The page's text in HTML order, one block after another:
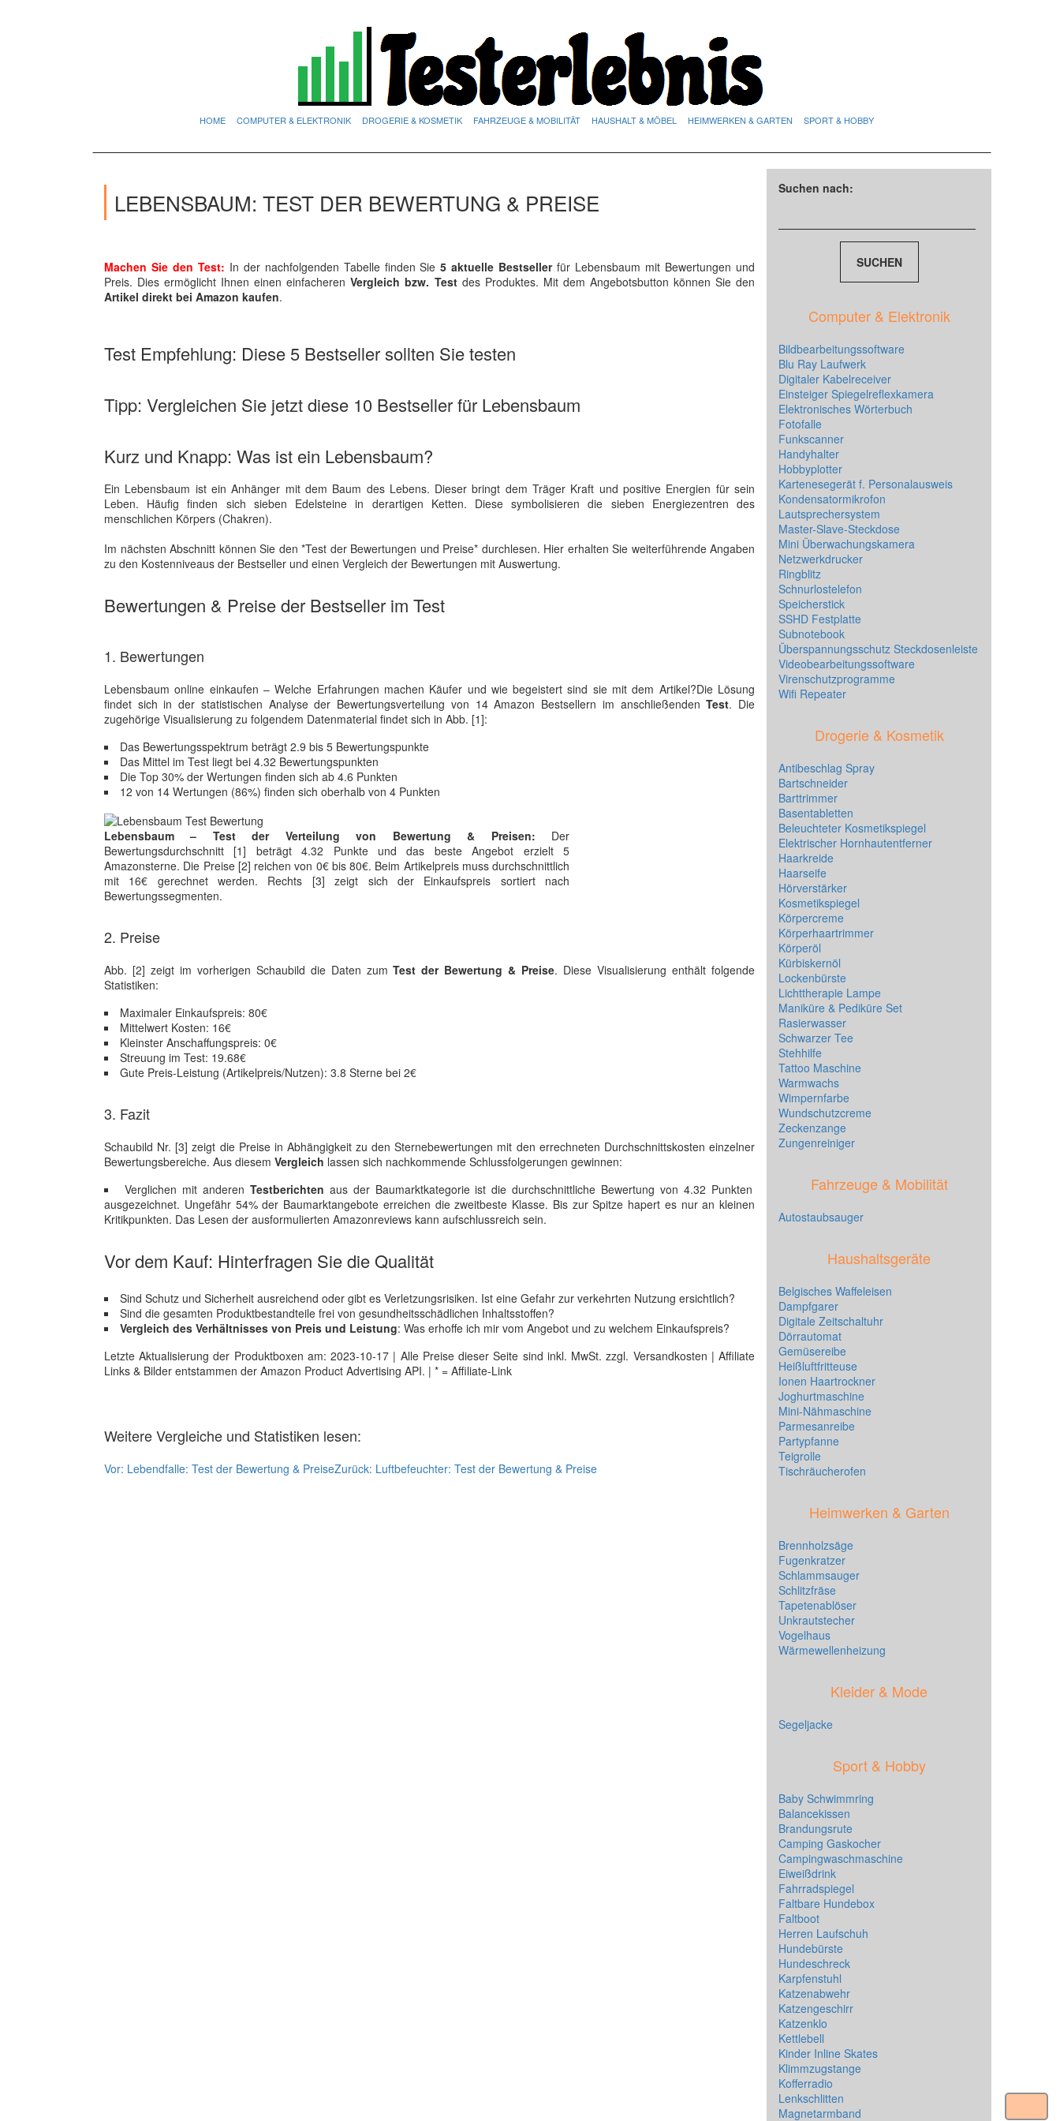
HOME COMPUTER & ELEKTRONIK DROGERIE & KOSMETIK FAHRZEUGE & MOBILITÄT HAUSHALT & MÖBEL HEIMWERKEN & GARTEN SPORT & HOBBY
LEBENSBAUM: TEST DER BEWERTUNG & PREISE
Machen Sie den Test: In der nachfolgenden Tabelle finden Sie 5 aktuelle Bestsellerfür Lebensbaum mit Bewertungen und
Preis. Dies ermöglicht Ihnen einen einfacherenVergleich bzw. Testdes Produktes. Mit dem Angebotsbutton können Sie den
Artikel direkt bei Amazon kaufen.
Test Empfehlung: Diese 5 Bestseller sollten Sie testen
Tipp: Vergleichen Sie jetzt diese 10 Bestseller für Lebensbaum
Kurz und Knapp: Was ist ein Lebensbaum?
Ein Lebensbaum ist ein Anhänger mit dem Baum des Lebens. Dieser bringt dem Träger Kraft und positive Energien für sein
Leben. Häufig finden sich sieben Edelsteine in derartigen Ketten. Diese symbolisieren die sieben Energiezentren des
menschlichen Körpers (Chakren).
Im nächsten Abschnitt können Sie den *Test der Bewertungen und Preise* durchlesen. Hier erhalten Sie weiterführende Angaben
zu den Kostenniveaus der Bestseller und einen Vergleich der Bewertungen mit Auswertung.
Bewertungen & Preise der Bestseller im Test
1. Bewertungen
Lebensbaum online einkaufen – Welche Erfahrungen machen Käufer und wie begeistert sind sie mit dem Artikel?Die Lösung
findet sich in der statistischen Analyse der Bewertungsverteilung von 14 Amazon Bestsellern im anschließendenTest. Die
zugehörige Visualisierung zu folgendem Datenmaterial findet sich in Abb. [1]:
Das Bewertungsspektrum beträgt 2.9 bis 5 Bewertungspunkte
Das Mittel im Test liegt bei 4.32 Bewertungspunkten
Die Top 30% der Wertungen finden sich ab 4.6 Punkten
12 von 14 Wertungen (86%) finden sich oberhalb von 4 Punkten
Lebensbaum – Test der Verteilung von Bewertung & Preisen: Der
Bewertungsdurchschnitt [1] beträgt 4.32 Punkte und das beste Angebot erzielt 5
Amazonsterne. Die Preise [2] reichen von 0€ bis 80€. Beim Artikelpreis muss durchschnittlich
mit 16€ gerechnet werden. Rechts [3] zeigt sich der Einkaufspreis sortiert nach
Bewertungssegmenten.
2. Preise
Abb. [2] zeigt im vorherigen Schaubild die Daten zumTest der Bewertung & Preise. Diese Visualisierung enthält folgende
Statistiken:
Maximaler Einkaufspreis: 80€
Mittelwert Kosten: 16€
Kleinster Anschaffungspreis: 0€
Streuung im Test: 19.68€
Gute Preis-Leistung (Artikelpreis/Nutzen): 3.8 Sterne bei 2€
3. Fazit
Schaubild Nr. [3] zeigt die Preise in Abhängigkeit zu den Sternebewertungen mit den errechneten Durchschnittskosten einzelner
Bewertungsbereiche. Aus diesem Vergleich lassen sich nachkommende Schlussfolgerungen gewinnen:
Verglichen mit anderen Testberichten aus der Baumarktkategorie ist die durchschnittliche Bewertung von 4.32 Punkten
ausgezeichnet. Ungefähr 54% der Baumarktangebote erreichen die zweitbeste Klasse. Bis zur Spitze hapert es nur an kleinen
Kritikpunkten. Das Lesen der ausformulierten Amazonreviews kann aufschlussreich sein.
Vor dem Kauf: Hinterfragen Sie die Qualität
Sind Schutz und Sicherheit ausreichend oder gibt es Verletzungsrisiken. Ist eine Gefahr zur verkehrten Nutzung ersichtlich?
Sind die gesamten Produktbestandteile frei von gesundheitsschädlichen Inhaltsstoffen?
Vergleich des Verhältnisses von Preis und Leistung: Was erhoffe ich mir vom Angebot und zu welchem Einkaufspreis?
Letzte Aktualisierung der Produktboxen am: 2023-10-17 | Alle Preise dieser Seite sind inkl. MwSt. zzgl. Versandkosten | Affiliate
Links & Bilder entstammen der Amazon Product Advertising API. | * = Affiliate-Link
Weitere Vergleiche und Statistiken lesen:
Vor: Lebendfalle: Test der Bewertung & PreiseZurück: Luftbefeuchter: Test der Bewertung & Preise
Suchen nach:
Computer & Elektronik
Bildbearbeitungssoftware
Blu Ray Laufwerk
Digitaler Kabelreceiver
Einsteiger Spiegelreflexkamera
Elektronisches Wörterbuch
Fotofalle
Funkscanner
Handyhalter
Hobbyplotter
Kartenesegerät f. Personalausweis
Kondensatormikrofon
Lautsprechersystem
Master-Slave-Steckdose
Mini Überwachungskamera
Netzwerkdrucker
Ringblitz
Schnurlostelefon
Speicherstick
SSHD Festplatte
Subnotebook
Überspannungsschutz Steckdosenleiste
Videobearbeitungssoftware
Virenschutzprogramme
Wifi Repeater
Drogerie & Kosmetik
Antibeschlag Spray
Bartschneider
Barttrimmer
Basentabletten
Beleuchteter Kosmetikspiegel
Elektrischer Hornhautentferner
Haarkreide
Haarseife
Hörverstärker
Kosmetikspiegel
Körpercreme
Körperhaartrimmer
Körperöl
Kürbiskernöl
Lockenbürste
Lichttherapie Lampe
Maniküre & Pediküre Set
Rasierwasser
Schwarzer Tee
Stehhilfe
Tattoo Maschine
Warmwachs
Wimpernfarbe
Wundschutzcreme
Zeckenzange
Zungenreiniger
Fahrzeuge & Mobilität
Autostaubsauger
Haushaltsgeräte
Belgisches Waffeleisen
Dampfgarer
Digitale Zeitschaltuhr
Dörrautomat
Gemüsereibe
Heißluftfritteuse
Ionen Haartrockner
Joghurtmaschine
Mini-Nähmaschine
Parmesanreibe
Partypfanne
Teigrolle
Tischräucherofen
Heimwerken & Garten
Brennholzsäge
Fugenkratzer
Schlammsauger
Schlitzfräse
Tapetenablöser
Unkrautstecher
Vogelhaus
Wärmewellenheizung
Kleider & Mode
Segeljacke
Sport & Hobby
Baby Schwimmring
Balancekissen
Brandungsrute
Camping Gaskocher
Campingwaschmaschine
Eiweißdrink
Fahrradspiegel
Faltbare Hundebox
Faltboot
Herren Laufschuh
Hundebürste
Hundeschreck
Karpfenstuhl
Katzenabwehr
Katzengeschirr
Katzenklo
Kettlebell
Kinder Inline Skates
Klimmzugstange
Kofferradio
Lenkschlitten
Magnetarmband